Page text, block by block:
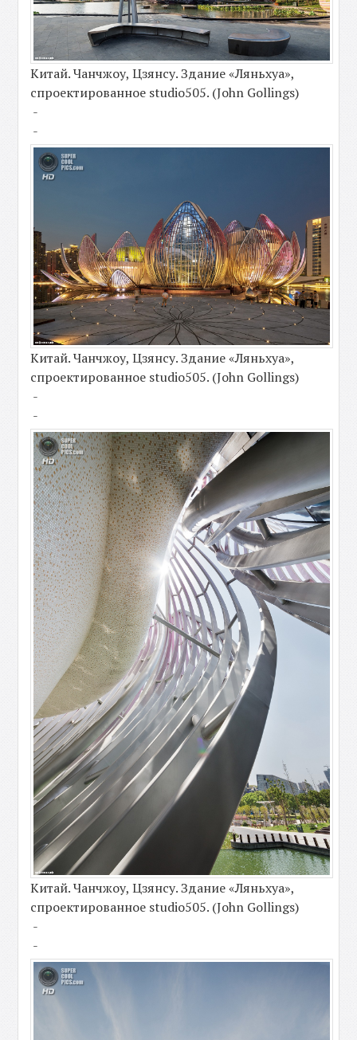
Китай. Чанчжоу, Цзянсу. Здание «Ляньхуа»,
спроектированное studio505. (John Gollings)
-
-
Китай. Чанчжоу, Цзянсу. Здание «Ляньхуа»,
спроектированное studio505. (John Gollings)
-
-
Китай. Чанчжоу, Цзянсу. Здание «Ляньхуа»,
спроектированное studio505. (John Gollings)
-
-